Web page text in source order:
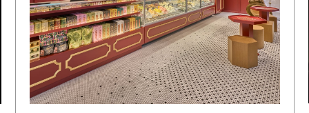
メールアドレス
申し込む
GO BACK TO
HOME